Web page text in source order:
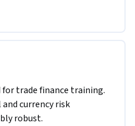
trade finance training.
currency risk
robust.